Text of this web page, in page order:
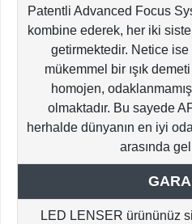
Patentli Advanced Focus
kombine ederek, her iki
getirmektedir. Netice
mükemmel bir ışık
homojen,
olmaktadır. Bu sayede
herhalde dünyanın en iyi
arasında
LED LENSER ürününüz